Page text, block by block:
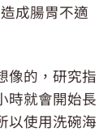
成腸胃不適
像的，研究指
時就會開始長
以使用洗碗海